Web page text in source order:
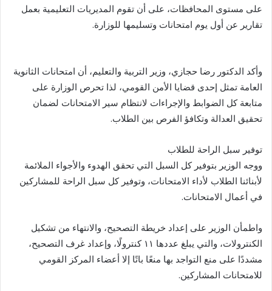
على مستوى المحافظات، على أن تقوم المديريات التعليمية بعمل
تقارير عن أول يوم امتحانات وتسليمها للوزارة.
وأكد الدكتور رضا حجازي، وزير التربية والتعليم، أن امتحانات الثانوية
العامة تمثل إحدى قضايا الأمن القومي، لذا تحرص الوزارة على
متابعة كل الضوابط والإجراءات لانتظام سير الامتحانات لضمان
تحقيق العدالة وتكافؤ الفرص بين الطلاب.
توفير سبل الراحة للطلاب
ووجه الوزير بتوفير كل السبل التي تحقق الهدوء والأجواء الملائمة
لأبنائنا الطلاب لأداء الامتحانات، وتوفير كل سبل الراحة للمشاركين
في أعمال الامتحانات.
واطمأن الوزير على إعداد خريطة التصحيح، والانتهاء من تشكيل
الكنترولات، والتي يبلغ عددها ١١ كنترولًا، وإعداد غرف التصحيح،
مشددًا على منع التواجد بها منعًا باتًا إلا أعضاء المركز القومي
للامتحانات المشاركين.